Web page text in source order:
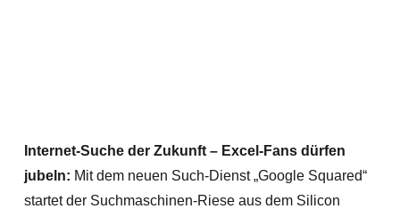
Internet-Suche der Zukunft – Excel-Fans dürfen
jubeln: Mit dem neuen Such-Dienst „Google Squared“
startet der Suchmaschinen-Riese aus dem Silicon